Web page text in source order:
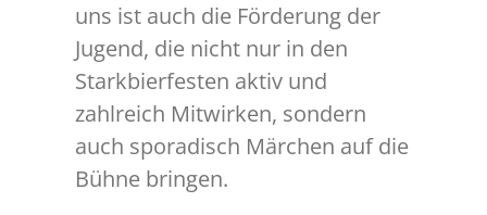
uns ist auch die Förderung der
Jugend, die nicht nur in den
Starkbierfesten aktiv und
zahlreich Mitwirken, sondern
auch sporadisch Märchen auf die
Bühne bringen.